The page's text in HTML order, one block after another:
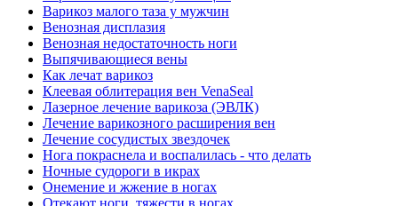
Варикоз малого таза у мужчин
Венозная дисплазия
Венозная недостаточность ноги
Выпячивающиеся вены
Как лечат варикоз
Клеевая облитерация вен VenaSeal
Лазерное лечение варикоза (ЭВЛК)
Лечение варикозного расширения вен
Лечение сосудистых звездочек
Нога покраснела и воспалилась - что делать
Ночные судороги в икрах
Онемение и жжение в ногах
Отекают ноги, тяжести в ногах